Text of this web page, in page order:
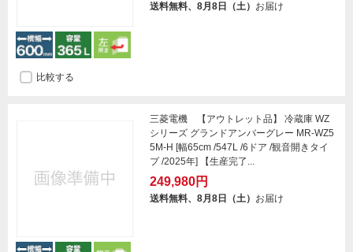
送料無料、8月8日（土） お届け
比較する
三菱電機 【アウトレット品】 冷蔵庫 WZ
シリーズ グランドアンバーグレー MR-WZ5
5M-H [幅65cm /547L /6ドア /観音開きタイ
プ /2025年] 【生産完了...
249,980円
送料無料、8月8日（土） お届け